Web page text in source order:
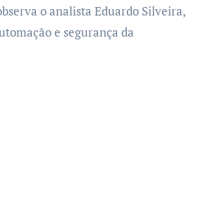
o analista Eduardo Silveira,
e segurança da